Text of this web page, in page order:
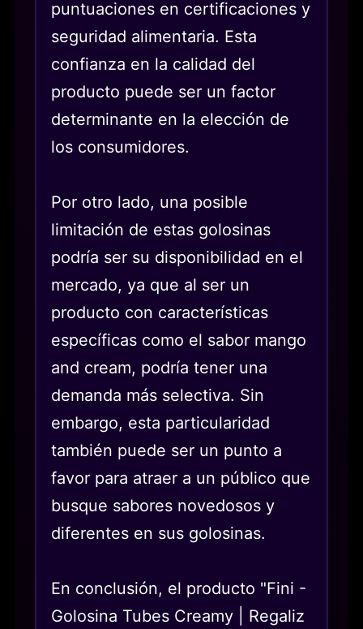
puntuaciones en certificaciones y
seguridad alimentaria. Esta
confianza en la calidad del
producto puede ser un factor
determinante en la elección de
los consumidores.
Por otro lado, una posible
limitación de estas golosinas
podría ser su disponibilidad en el
mercado, ya que al ser un
producto con características
específicas como el sabor mango
and cream, podría tener una
demanda más selectiva. Sin
embargo, esta particularidad
también puede ser un punto a
favor para atraer a un público que
busque sabores novedosos y
diferentes en sus golosinas.
En conclusión, el producto "Fini -
Golosina Tubes Creamy | Regaliz